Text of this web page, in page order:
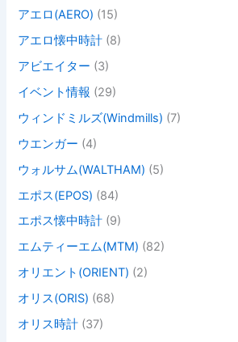
アエロ(AERO) (15)
アエロ懐中時計 (8)
アビエイター (3)
イベント情報 (29)
ウィンドミルズ(Windmills) (7)
ウエンガー (4)
ウォルサム(WALTHAM) (5)
エポス(EPOS) (84)
エポス懐中時計 (9)
エムティーエム(MTM) (82)
オリエント(ORIENT) (2)
オリス(ORIS) (68)
オリス時計 (37)